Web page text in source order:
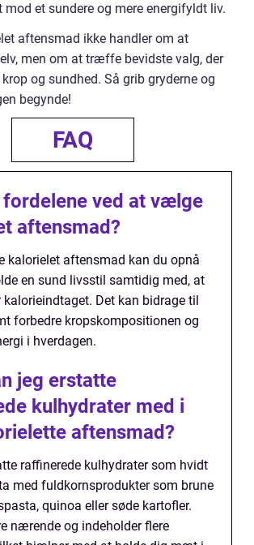
et sundere og mere energifyldt liv.
aftensmad ikke handler om at
men om at træffe bevidste valg, der
og sundhed. Så grib gryderne og
begynde!
FAQ
fordelene ved at vælge
aftensmad?
kalorielet aftensmad kan du opnå
en sund livsstil samtidig med, at
kalorieindtaget. Det kan bidrage til
forbedre kropskompositionen og
i hverdagen.
jeg erstatte
kulhydrater med i
aftensmad?
raffinerede kulhydrater som hvidt
med fuldkornsprodukter som brune
quinoa eller søde kartofler.
nærende og indeholder flere